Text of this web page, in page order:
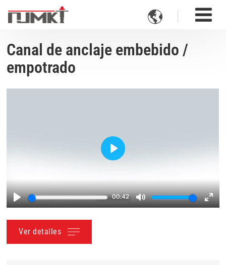

Canal de anclaje embebido /
empotrado
Play
00:42
Mute
Play
Ver detalles